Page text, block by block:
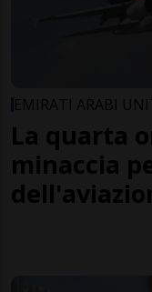
EMIRATI ARABI
La quarta
minaccia